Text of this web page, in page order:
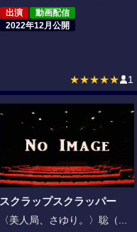
出演
動画配信
2022年12月公開
★★★★★ 1
スクラップスクラッパー
〈美人局、さゆり。〉聡（...